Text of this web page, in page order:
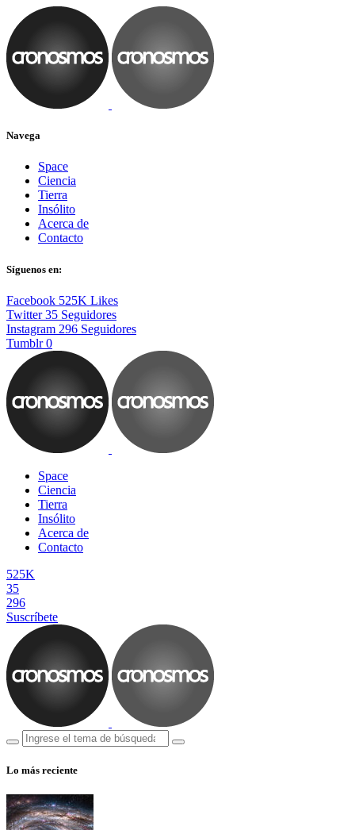
Navega
Space
Ciencia
Tierra
Insólito
Acerca de
Contacto
Síguenos en:
Facebook 525K Likes
Twitter 35 Seguidores
Instagram 296 Seguidores
Tumblr 0
Space
Ciencia
Tierra
Insólito
Acerca de
Contacto
525K
35
296
Suscríbete
Lo más reciente